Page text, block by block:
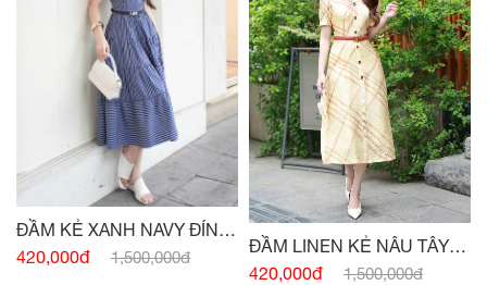
ĐẦM KẺ XANH NAVY ĐÍNH
CÚC
420,000đ 1,500,000đ
ĐẦM LINEN KẺ NÂU TÂY
CỔ VEST
420,000đ 1,500,000đ